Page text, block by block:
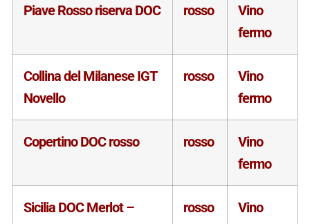
Piave Rosso riserva DOC rosso
Vino
fermo
Collina del Milanese IGT
Novello
rosso
Vino
fermo
Copertino DOC rosso rosso
Vino
fermo
Sicilia DOC Merlot –
rosso
Vino